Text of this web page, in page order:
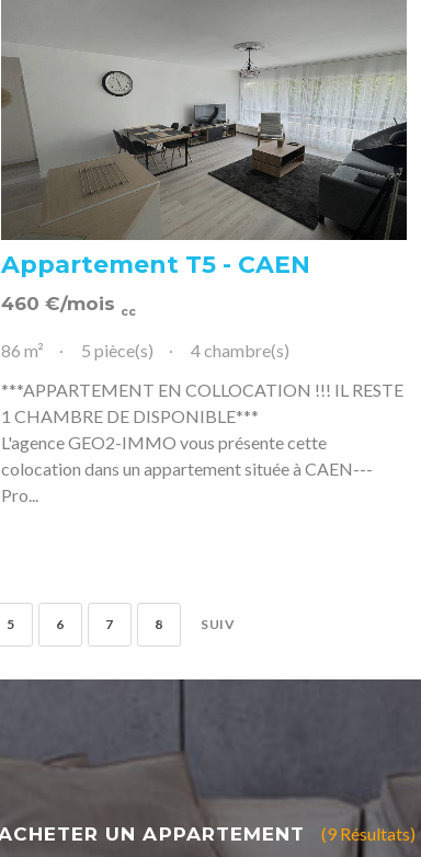
Appartement T5 - CAEN
460 €/mois cc
86 m² 5 pièce(s)
4 chambre(s)
***APPARTEMENT EN COLLOCATION !!! IL RESTE
1 CHAMBRE DE DISPONIBLE***
L'agence GEO2-IMMO vous présente cette
colocation dans un appartement située à CAEN---
Pro...
5 6 7 8 SUIV
(9 Résultats)